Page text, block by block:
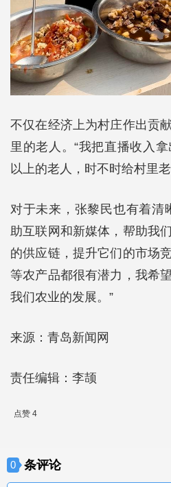
不仅在经济上为村庄作出贡
里的老人。“我把直播收入
以上的老人，时不时给村里
对于未来，张黎民也有着清
助互联网和新媒体，帮助我
的供应链，提升它们的市场
等农产品都很有潜力，我希
我们农业的发展。”
来源：青岛新闻网
责任编辑：李颉
点赞 4
0 条评论